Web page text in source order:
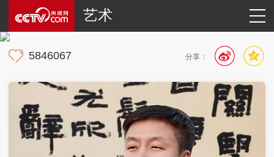
艺术
分享：
5846067